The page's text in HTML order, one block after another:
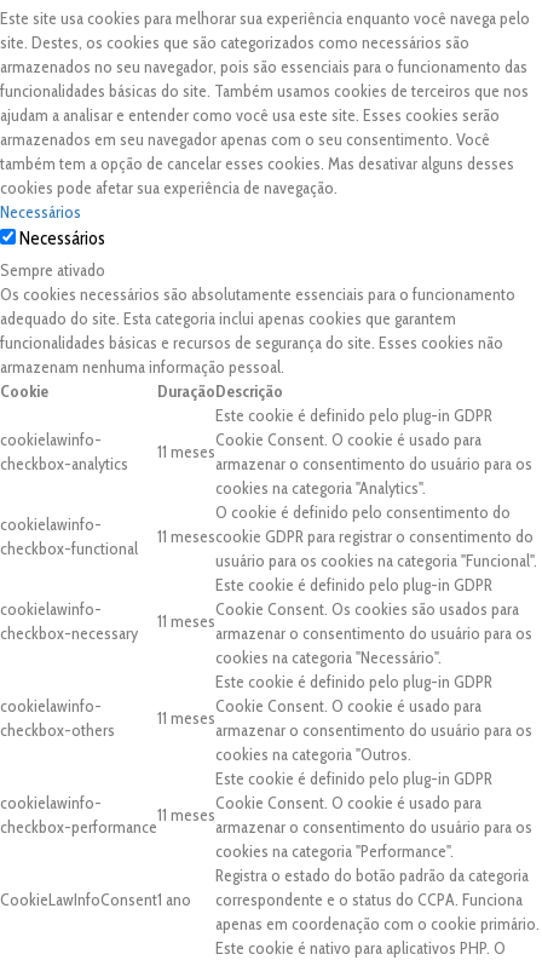
Este site usa cookies para melhorar sua experiência enquanto você navega pelo
site. Destes, os cookies que são categorizados como necessários são
armazenados no seu navegador, pois são essenciais para o funcionamento das
funcionalidades básicas do site. Também usamos cookies de terceiros que nos
ajudam a analisar e entender como você usa este site. Esses cookies serão
armazenados em seu navegador apenas com o seu consentimento. Você
também tem a opção de cancelar esses cookies. Mas desativar alguns desses
cookies pode afetar sua experiência de navegação.
Necessários
Necessários
Sempre ativado
Os cookies necessários são absolutamente essenciais para o funcionamento
adequado do site. Esta categoria inclui apenas cookies que garantem
funcionalidades básicas e recursos de segurança do site. Esses cookies não
armazenam nenhuma informação pessoal.
Cookie
DuraçãoDescrição
cookielawinfo-
checkbox-analytics
11 meses
Este cookie é definido pelo plug-in GDPR
Cookie Consent. O cookie é usado para
armazenar o consentimento do usuário para os
cookies na categoria "Analytics".
cookielawinfo-
checkbox-functional
11 meses
O cookie é definido pelo consentimento do
cookie GDPR para registrar o consentimento do
usuário para os cookies na categoria "Funcional".
cookielawinfo-
checkbox-necessary
11 meses
Este cookie é definido pelo plug-in GDPR
Cookie Consent. Os cookies são usados para
armazenar o consentimento do usuário para os
cookies na categoria "Necessário".
cookielawinfo-
checkbox-others
11 meses
Este cookie é definido pelo plug-in GDPR
Cookie Consent. O cookie é usado para
armazenar o consentimento do usuário para os
cookies na categoria "Outros.
cookielawinfo-
checkbox-performance
11 meses
Este cookie é definido pelo plug-in GDPR
Cookie Consent. O cookie é usado para
armazenar o consentimento do usuário para os
cookies na categoria "Performance".
CookieLawInfoConsent1 ano
Registra o estado do botão padrão da categoria
correspondente e o status do CCPA. Funciona
apenas em coordenação com o cookie primário.
Este cookie é nativo para aplicativos PHP. O